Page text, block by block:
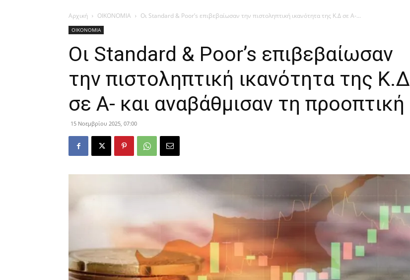
Αρχική ΟΙΚΟΝΟΜΙΑ Οι Standard & Poor’s επιβεβαίωσαν την πιστοληπτική ικανότητα της Κ.Δ σε A-...
ΟΙΚΟΝΟΜΙΑ
Οι Standard & Poor’s επιβεβαίωσαν
την πιστοληπτική ικανότητα της Κ.Δ
σε A- και αναβάθμισαν τη προοπτική
15 Νοεμβρίου 2025, 07:00